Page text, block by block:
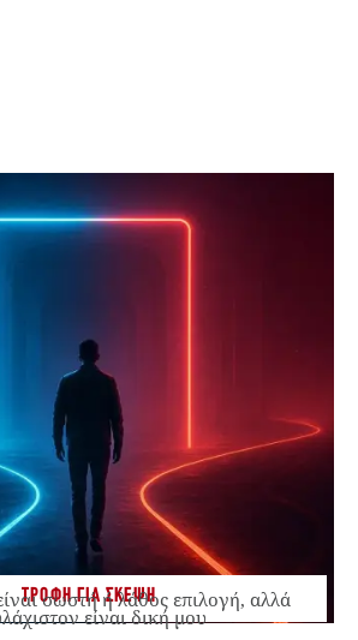
ΤΡΟΦΗ ΓΙΑ ΣΚΕΨΗ
σωστή ή λάθος επιλογή, αλλά
είναι δική μου